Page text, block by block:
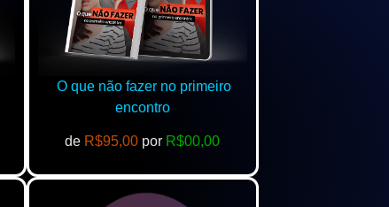
O que não fazer no primeiro
encontro
de R$95,00 por R$00,00